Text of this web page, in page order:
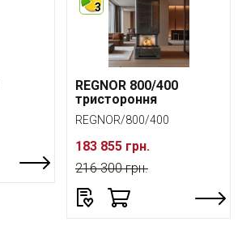
3
REGNOR 800/400
тристороння
REGNOR/800/400
183 855 грн.
216 300 грн.